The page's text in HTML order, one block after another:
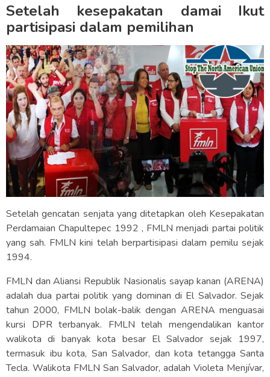
Setelah kesepakatan damai Ikut
partisipasi dalam pemilihan
Setelah gencatan senjata yang ditetapkan oleh Kesepakatan
Perdamaian Chapultepec 1992 , FMLN menjadi partai politik
yang sah. FMLN kini telah berpartisipasi dalam pemilu sejak
1994.
FMLN dan Aliansi Republik Nasionalis sayap kanan (ARENA)
adalah dua partai politik yang dominan di El Salvador. Sejak
tahun 2000, FMLN bolak-balik dengan ARENA menguasai
kursi DPR terbanyak. FMLN telah mengendalikan kantor
walikota di banyak kota besar El Salvador sejak 1997,
termasuk ibu kota, San Salvador, dan kota tetangga Santa
Tecla. Walikota FMLN San Salvador, adalah Violeta Menjívar,